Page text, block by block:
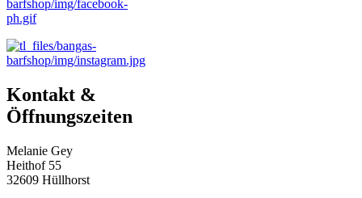
Kontakt &
Öffnungszeiten
Melanie Gey
Heithof 55
32609 Hüllhorst